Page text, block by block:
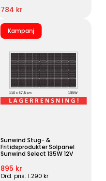
784 kr
Kampanj
Sunwind Stug- &
Fritidsprodukter Solpanel
Sunwind Select 135W 12V
895 kr
Ord. pris: 1.290 kr